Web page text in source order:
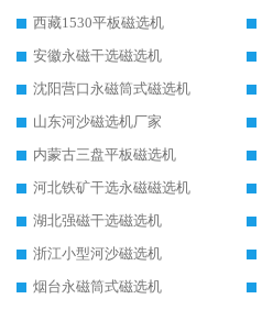
西藏1530平板磁选机
安徽永磁干选磁选机
沈阳营口永磁筒式磁选机
山东河沙磁选机厂家
内蒙古三盘平板磁选机
河北铁矿干选永磁磁选机
湖北强磁干选磁选机
浙江小型河沙磁选机
烟台永磁筒式磁选机